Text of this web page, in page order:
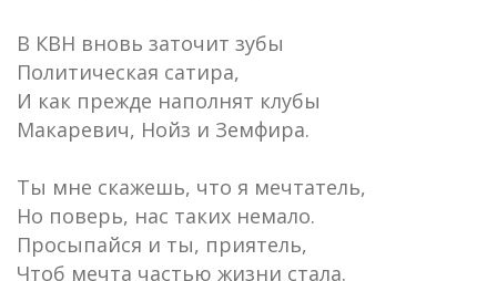
В КВН вновь заточит зубы
Политическая сатира,
И как прежде наполнят клубы
Макаревич, Нойз и Земфира.
Ты мне скажешь, что я мечтатель,
Но поверь, нас таких немало.
Просыпайся и ты, приятель,
Чтоб мечта частью жизни стала.